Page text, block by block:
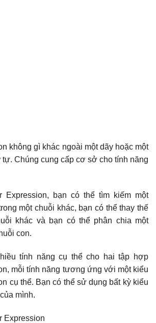
không gì khác ngoài một dãy hoặc một
tự. Chúng cung cấp cơ sở cho tính năng
Expression, bạn có thể tìm kiếm một
một chuỗi khác, bạn có thể thay thế
khác và bạn có thể phân chia một
con.
tính năng cụ thể cho hai tập hợp
mỗi tính năng tương ứng với một kiểu
cụ thể. Bạn có thể sử dụng bất kỳ kiểu
mình.
Expression